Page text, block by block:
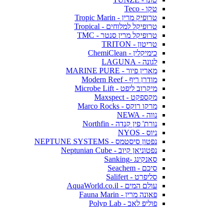
טקו - Teco
טרופיק מרין - Tropic Marin
טרופיקל למלוחים - Tropical
טרופיקל מרין סנטר - TMC
טריטון - TRITON
כימיקלין - ChemiClean
לגונה - LAGUNA
מארין פיור - MARINE PURE
מודרן ריף - Modern Reef
מיקרוב ליפט - Microbe Lift
מקספקט - Maxspect
מרקו רוקס - Marco Rocks
נווה - NEWA
נורת' פין קנדה - Northfin
ניוס - NYOS
נפטון סיסטמס - NEPTUNE SYSTEMS
נפטוניאן קיוב - Neptunian Cube
סאנקינג -Sanking
סיכם - Seachem
סליפרט - Salifert
עולם המים - AquaWorld.co.il
פאונה מרין - Fauna Marin
פוליפ לאב - Polyp Lab